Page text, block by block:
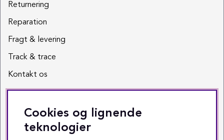
Returnering
Reparation
Fragt & levering
Track & trace
Kontakt os
Sociale medier
Facebook
Cookies og lignende
teknologier